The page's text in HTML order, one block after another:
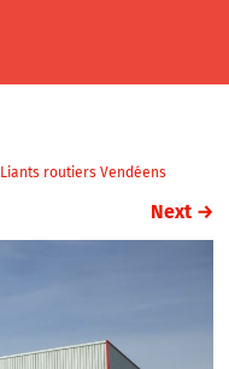
Liants routiers Vendéens
Next →